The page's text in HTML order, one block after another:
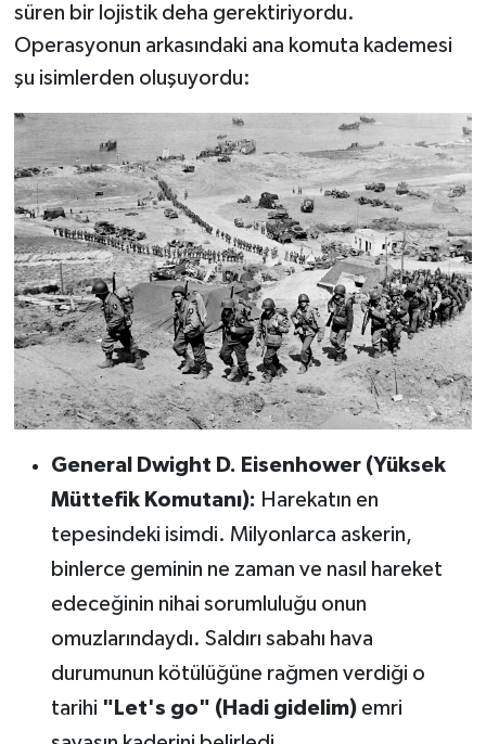
süren bir lojistik deha gerektiriyordu.
Operasyonun arkasındaki ana komuta kademesi
şu isimlerden oluşuyordu:
General Dwight D. Eisenhower (Yüksek
Müttefik Komutanı): Harekatın en
tepesindeki isimdi. Milyonlarca askerin,
binlerce geminin ne zaman ve nasıl hareket
edeceğinin nihai sorumluluğu onun
omuzlarındaydı. Saldırı sabahı hava
durumunun kötülüğüne rağmen verdiği o
tarihi "Let's go" (Hadi gidelim)emri